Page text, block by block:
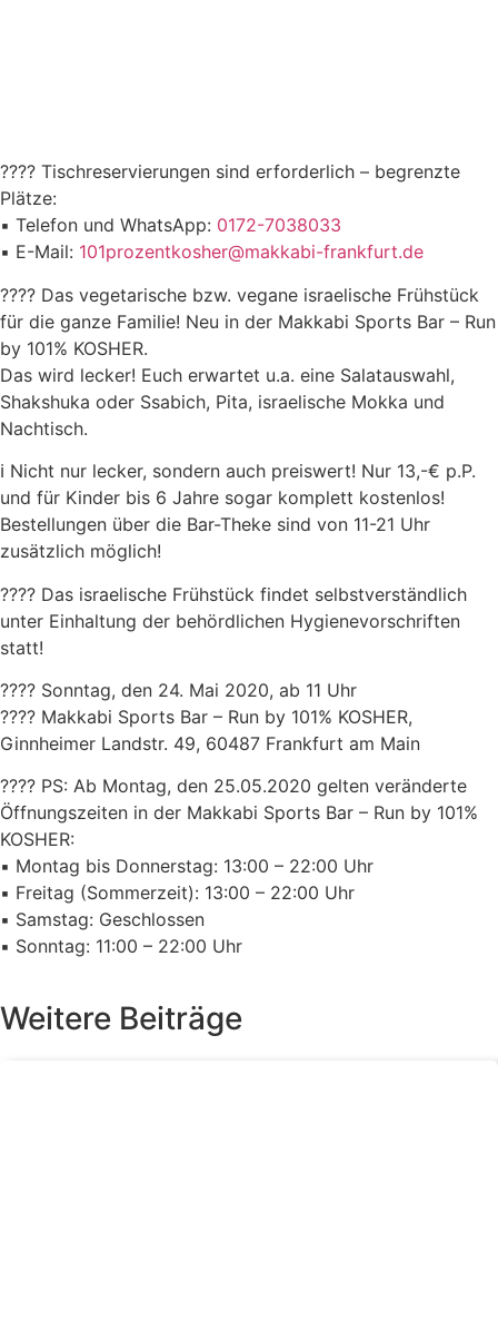
???? Tischreservierungen sind erforderlich – begrenzte
Plätze:
▪️ Telefon und WhatsApp: 0172-7038033
▪️ E-Mail: 101prozentkosher@makkabi-frankfurt.de
???? Das vegetarische bzw. vegane israelische Frühstück
für die ganze Familie! Neu in der Makkabi Sports Bar – Run
by 101% KOSHER.
Das wird lecker! Euch erwartet u.a. eine Salatauswahl,
Shakshuka oder Ssabich, Pita, israelische Mokka und
Nachtisch.
ℹ️ Nicht nur lecker, sondern auch preiswert! Nur 13,-€ p.P.
und für Kinder bis 6 Jahre sogar komplett kostenlos!
Bestellungen über die Bar-Theke sind von 11-21 Uhr
zusätzlich möglich!
???? Das israelische Frühstück findet selbstverständlich
unter Einhaltung der behördlichen Hygienevorschriften
statt!
???? Sonntag, den 24. Mai 2020, ab 11 Uhr
???? Makkabi Sports Bar – Run by 101% KOSHER,
Ginnheimer Landstr. 49, 60487 Frankfurt am Main
???? PS: Ab Montag, den 25.05.2020 gelten veränderte
Öffnungszeiten in der Makkabi Sports Bar – Run by 101%
KOSHER:
▪️ Montag bis Donnerstag: 13:00 – 22:00 Uhr
▪️ Freitag (Sommerzeit): 13:00 – 22:00 Uhr
▪️ Samstag: Geschlossen
▪️ Sonntag: 11:00 – 22:00 Uhr
Weitere Beiträge